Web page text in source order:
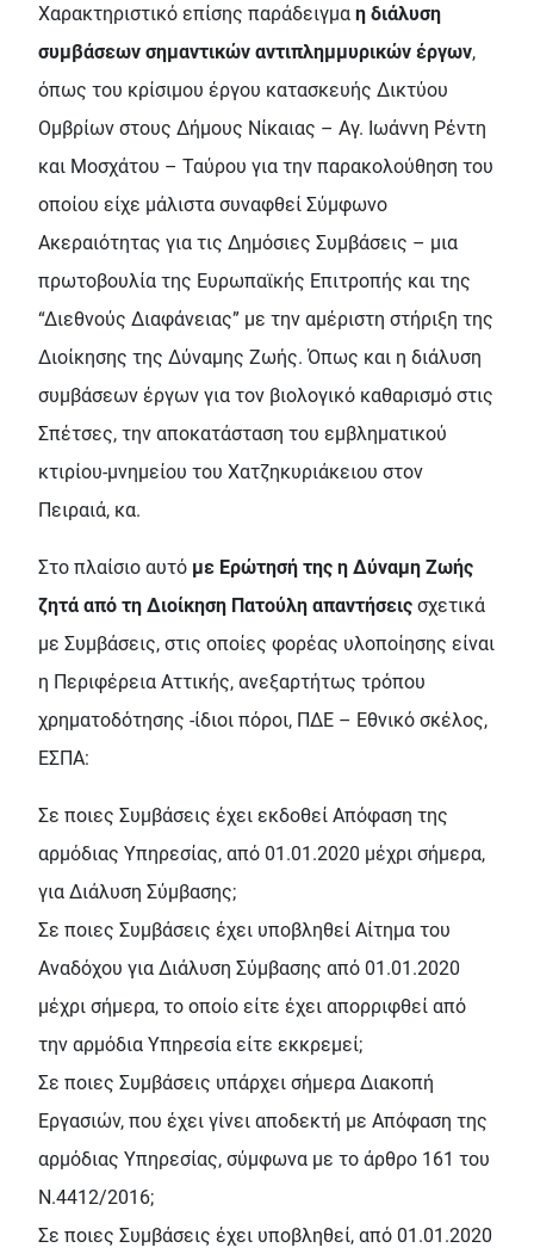
Χαρακτηριστικό επίσης παράδειγμα η διάλυση
συμβάσεων σημαντικών αντιπλημμυρικών έργων,
όπως του κρίσιμου έργου κατασκευής Δικτύου
Ομβρίων στους Δήμους Νίκαιας – Αγ. Ιωάννη Ρέντη
και Μοσχάτου – Ταύρου για την παρακολούθηση του
οποίου είχε μάλιστα συναφθεί Σύμφωνο
Ακεραιότητας για τις Δημόσιες Συμβάσεις – μια
πρωτοβουλία της Ευρωπαϊκής Επιτροπής και της
“Διεθνούς Διαφάνειας” με την αμέριστη στήριξη της
Διοίκησης της Δύναμης Ζωής. Όπως και η διάλυση
συμβάσεων έργων για τον βιολογικό καθαρισμό στις
Σπέτσες, την αποκατάσταση του εμβληματικού
κτιρίου-μνημείου του Χατζηκυριάκειου στον
Πειραιά, κα.
Στο πλαίσιο αυτό με Ερώτησή της η Δύναμη Ζωής
ζητά από τη Διοίκηση Πατούλη απαντήσεις σχετικά
με Συμβάσεις, στις οποίες φορέας υλοποίησης είναι
η Περιφέρεια Αττικής, ανεξαρτήτως τρόπου
χρηματοδότησης -ίδιοι πόροι, ΠΔΕ – Εθνικό σκέλος,
ΕΣΠΑ:
Σε ποιες Συμβάσεις έχει εκδοθεί Απόφαση της
αρμόδιας Υπηρεσίας, από 01.01.2020 μέχρι σήμερα,
για Διάλυση Σύμβασης;
Σε ποιες Συμβάσεις έχει υποβληθεί Αίτημα του
Αναδόχου για Διάλυση Σύμβασης από 01.01.2020
μέχρι σήμερα, το οποίο είτε έχει απορριφθεί από
την αρμόδια Υπηρεσία είτε εκκρεμεί;
Σε ποιες Συμβάσεις υπάρχει σήμερα Διακοπή
Εργασιών, που έχει γίνει αποδεκτή με Απόφαση της
αρμόδιας Υπηρεσίας, σύμφωνα με το άρθρο 161 του
Ν.4412/2016;
Σε ποιες Συμβάσεις έχει υποβληθεί, από 01.01.2020